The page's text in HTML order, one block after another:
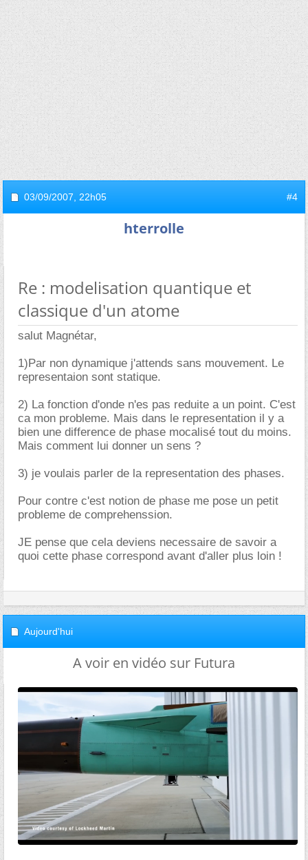
03/09/2007, 22h05 #4
hterrolle
Re : modelisation quantique et
classique d'un atome
salut Magnétar,
1)Par non dynamique j'attends sans mouvement. Le
representaion sont statique.
2) La fonction d'onde n'es pas reduite a un point. C'est
ca mon probleme. Mais dans le representation il y a
bien une difference de phase mocalisé tout du moins.
Mais comment lui donner un sens ?
3) je voulais parler de la representation des phases.
Pour contre c'est notion de phase me pose un petit
probleme de comprehenssion.
JE pense que cela deviens necessaire de savoir a
quoi cette phase correspond avant d'aller plus loin !
Aujourd'hui
A voir en vidéo sur Futura